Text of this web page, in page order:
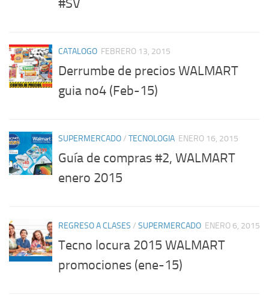
#SV
CATALOGO FEBRERO 13, 2015
Derrumbe de precios WALMART
guia no4 (Feb-15)
SUPERMERCADO/ TECNOLOGIA ENERO 16, 2015
Guía de compras #2, WALMART
enero 2015
REGRESO A CLASES / SUPERMERCADO ENERO 6, 2015
Tecno locura 2015 WALMART
promociones (ene-15)